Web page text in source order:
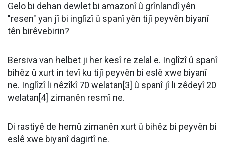
Gelo bi dehan dewlet bi amazonî û grînlandî yên
"resen" yan jî bi inglîzî û spanî yên tijî peyvên biyanî
tên birêvebirin?
Bersiva van helbet ji her kesî re zelal e. Inglîzî û spanî
bihêz û xurt in tevî ku tijî peyvên bi eslê xwe biyanî
ne. Inglîzî li nêzîkî 70 welatan[3] û spanî jî li zêdeyî 20
welatan[4] zimanên resmî ne.
Di rastiyê de hemû zimanên xurt û bihêz bi peyvên bi
eslê xwe biyanî dagirtî ne.